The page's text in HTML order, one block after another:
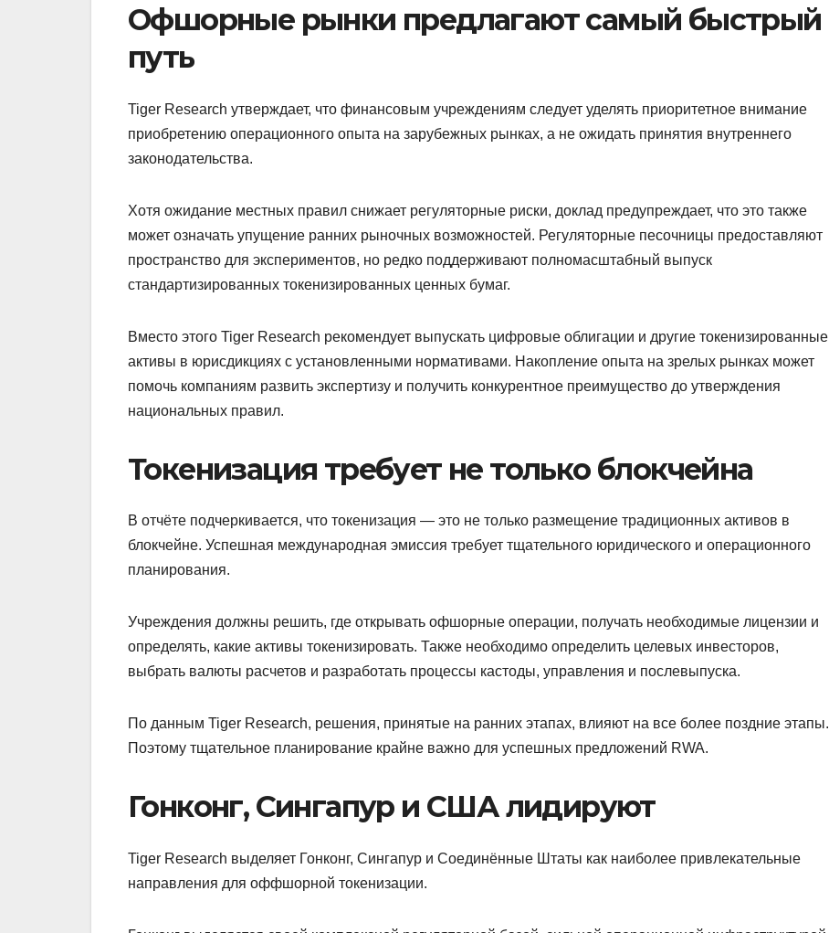
Офшорные рынки предлагают самый быстрый
путь
Tiger Research утверждает, что финансовым учреждениям следует уделять приоритетное внимание
приобретению операционного опыта на зарубежных рынках, а не ожидать принятия внутреннего
законодательства.
Хотя ожидание местных правил снижает регуляторные риски, доклад предупреждает, что это также
может означать упущение ранних рыночных возможностей. Регуляторные песочницы предоставляют
пространство для экспериментов, но редко поддерживают полномасштабный выпуск
стандартизированных токенизированных ценных бумаг.
Вместо этого Tiger Research рекомендует выпускать цифровые облигации и другие токенизированные
активы в юрисдикциях с установленными нормативами. Накопление опыта на зрелых рынках может
помочь компаниям развить экспертизу и получить конкурентное преимущество до утверждения
национальных правил.
Токенизация требует не только блокчейна
В отчёте подчеркивается, что токенизация — это не только размещение традиционных активов в
блокчейне. Успешная международная эмиссия требует тщательного юридического и операционного
планирования.
Учреждения должны решить, где открывать офшорные операции, получать необходимые лицензии и
определять, какие активы токенизировать. Также необходимо определить целевых инвесторов,
выбрать валюты расчетов и разработать процессы кастоды, управления и послевыпуска.
По данным Tiger Research, решения, принятые на ранних этапах, влияют на все более поздние этапы.
Поэтому тщательное планирование крайне важно для успешных предложений RWA.
Гонконг, Сингапур и США лидируют
Tiger Research выделяет Гонконг, Сингапур и Соединённые Штаты как наиболее привлекательные
направления для оффшорной токенизации.